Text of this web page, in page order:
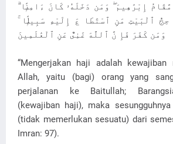
إِبْرَٰهِيمَ ۖ وَمَن دَخَلَهُۥ كَانَ ءَامِنًۭا
حِجُّ ٱلْبَيْتِ مَنِ ٱسْتَطَا عَ إِلَيْهِ سَبِيلًۭا
وَمَن كَفَرَ فَإِ نَّ ٱللَّهَ غَنِىٌّ عَنِ ٱلْعَٰلَمِينَ
“Mengerjakan haji adalah kewajiban
Allah, yaitu (bagi) orang yang
perjalanan ke Baitullah;
(kewajiban haji), maka
(tidak memerlukan sesuatu) dari
Imran: 97).